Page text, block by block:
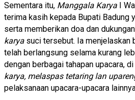
Sementara itu, Manggala Karya I
terima kasih kepada Bupati Badung
serta memberikan doa dan
karya suci tersebut. Ia menjelaskan
telah berlangsung selama kurang
dengan berbagai tahapan upacara,
karya, melaspas tetaring lan
pelaksanaan upacara-upacara